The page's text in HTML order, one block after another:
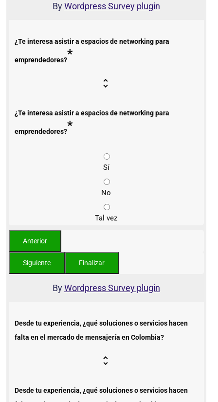
ByWordpress Survey plugin
¿Te interesa asistir a espacios de networking para
emprendedores?*
¿Te interesa asistir a espacios de networking para
emprendedores?*
Sí
No
Tal vez
ByWordpress Survey plugin
Desde tu experiencia, ¿qué soluciones o servicios hacen
falta en el mercado de mensajería en Colombia?
Desde tu experiencia, ¿qué soluciones o servicios hacen